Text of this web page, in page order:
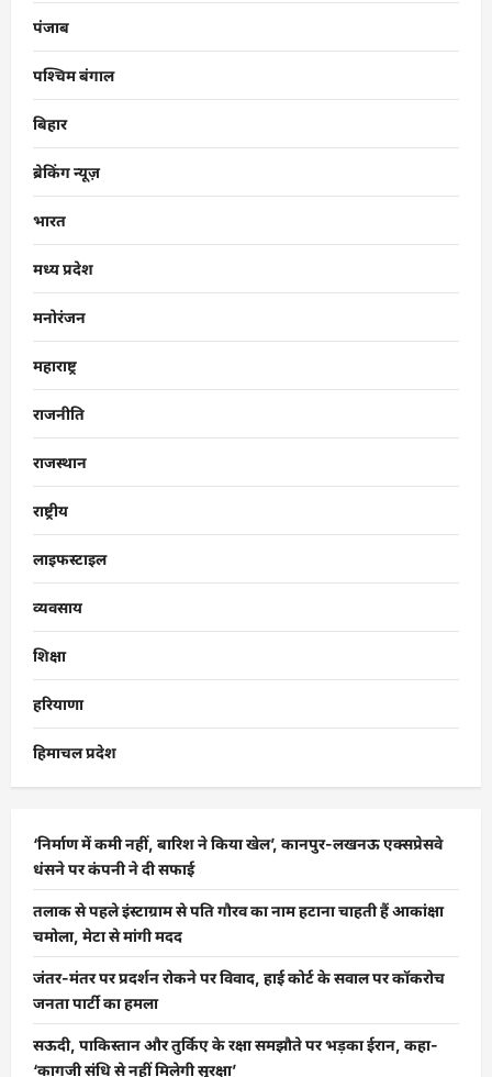
पंजाब
पश्चिम बंगाल
बिहार
ब्रेकिंग न्यूज़
भारत
मध्य प्रदेश
मनोरंजन
महाराष्ट्र
राजनीति
राजस्थान
राष्ट्रीय
लाइफस्टाइल
व्यवसाय
शिक्षा
हरियाणा
हिमाचल प्रदेश
‘निर्माण में कमी नहीं, बारिश ने किया खेल’, कानपुर-लखनऊ एक्सप्रेसवे
धंसने पर कंपनी ने दी सफाई
तलाक से पहले इंस्टाग्राम से पति गौरव का नाम हटाना चाहती हैं आकांक्षा
चमोला, मेटा से मांगी मदद
जंतर-मंतर पर प्रदर्शन रोकने पर विवाद, हाई कोर्ट के सवाल पर कॉकरोच
जनता पार्टी का हमला
सऊदी, पाकिस्तान और तुर्किए के रक्षा समझौते पर भड़का ईरान, कहा-
‘कागजी संधि से नहीं मिलेगी सुरक्षा’